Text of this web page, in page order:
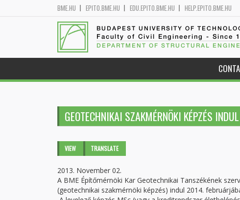
BME.HU EPITO.BME.HU EDU.EPITO.BME.HU HELP.EPITO.BME.HU
BUDAPEST UNIVERSITY OF
Faculty of Civil Engineering - Since
DEPARTMENT OF STRUCTURAL
GEOTECHNIKAI SZAKMÉRNÖKI KÉPZÉS INDUL
Primary tabs
VIEW (ACTIVETRANSLATE
2013. November 02.
A BME Építőmérnöki Kar Geotechnikai Tanszékének
(geotechnikai szakmérnöki képzés) indul 2014.